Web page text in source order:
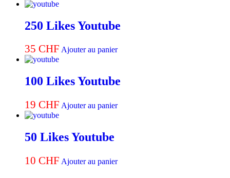
250 Likes Youtube
35 CHF Ajouter au panier
100 Likes Youtube
19 CHF Ajouter au panier
50 Likes Youtube
10 CHF Ajouter au panier